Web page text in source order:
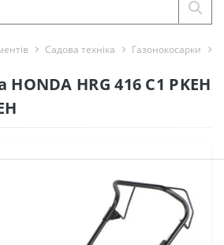
Садова техніка Газонокосарки
HRG 416 С1 PKEH